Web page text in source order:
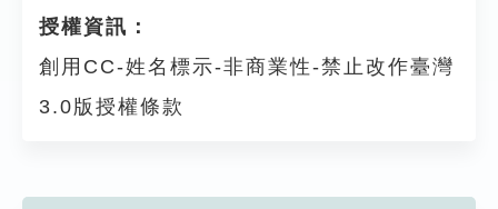
授權資訊：
創用CC-姓名標示-非商業性-禁止改作臺灣
3.0版授權條款